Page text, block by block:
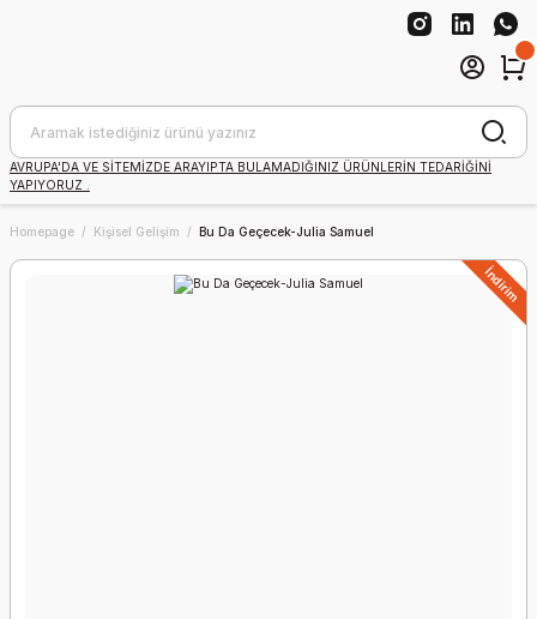
AVRUPA'DA VE SİTEMİZDE ARAYIPTA BULAMADIĞINIZ ÜRÜNLERİN TEDARİĞİNİ
YAPIYORUZ .
Homepage Kişisel Gelişim Bu Da Geçecek-Julia Samuel
İndirim